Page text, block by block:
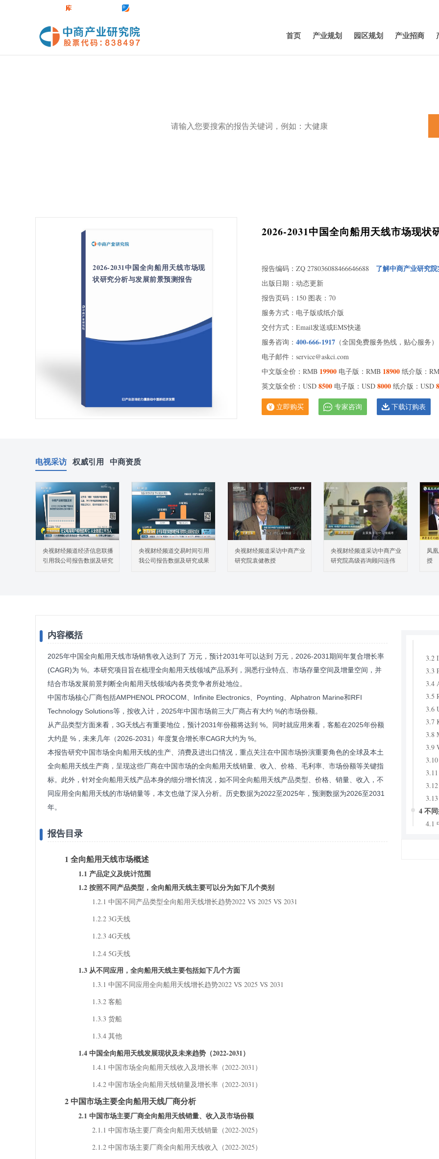
首页 产业规划 园区规划 产业招商
2026-2031中国全向船用天线市场现
状研究分析与发展前景预测报告
2026-2031中国全向船用天线市场现状
报告编码：ZQ 278036088466646688 了解中商产业研究
出版日期：动态更新
报告页码：150 图表：70
服务方式：电子版或纸介版
交付方式：Email发送或EMS快递
服务咨询： 400-666-1917 （全国免费服务热线，贴心服务）
电子邮件：service@askci.com
中文版全价：RMB 19900 电子版：RMB 18900 纸介版：
英文版全价：USD 8500 电子版：USD 8000 纸介版：USD
立即购买 专家咨询 下载订购表
电视采访 权威引用 中商资质
央视财经频道经济信息联播
引用我公司报告数据及研究
央视财经频道交易时间引用
我公司报告数据及研究成果
央视财经频道采访中商产业
研究院袁健教授
央视财经频道采访中商产业
研究院高级咨询顾问连伟
凤
授
内容概括
2025年中国全向船用天线市场销售收入达到了 万元，预计2031年可以达到 万元，2026-2031期间年复合增长率
(CAGR)为 %。本研究项目旨在梳理全向船用天线领域产品系列，洞悉行业特点、市场存量空间及增量空间，并
结合市场发展前景判断全向船用天线领域内各类竞争者所处地位。
中国市场核心厂商包括AMPHENOL PROCOM、Infinite Electronics、Poynting、Alphatron Marine和RFI
Technology Solutions等，按收入计，2025年中国市场前三大厂商占有大约 %的市场份额。
从产品类型方面来看，3G天线占有重要地位，预计2031年份额将达到 %。同时就应用来看，客船在2025年份额
大约是 %，未来几年（2026-2031）年度复合增长率CAGR大约为 %。
本报告研究中国市场全向船用天线的生产、消费及进出口情况，重点关注在中国市场扮演重要角色的全球及本土
全向船用天线生产商，呈现这些厂商在中国市场的全向船用天线销量、收入、价格、毛利率、市场份额等关键指
标。此外，针对全向船用天线产品本身的细分增长情况，如不同全向船用天线产品类型、价格、销量、收入，不
同应用全向船用天线的市场销量等，本文也做了深入分析。历史数据为2022至2025年，预测数据为2026至2031
年。
报告目录
1 全向船用天线市场概述
1.1 产品定义及统计范围
1.2 按照不同产品类型，全向船用天线主要可以分为如下几个类别
1.2.1 中国不同产品类型全向船用天线增长趋势2022 VS 2025 VS 2031
1.2.2 3G天线
1.2.3 4G天线
1.2.4 5G天线
1.3 从不同应用，全向船用天线主要包括如下几个方面
1.3.1 中国不同应用全向船用天线增长趋势2022 VS 2025 VS 2031
1.3.2 客船
1.3.3 货船
1.3.4 其他
1.4 中国全向船用天线发展现状及未来趋势（2022-2031）
1.4.1 中国市场全向船用天线收入及增长率（2022-2031）
1.4.2 中国市场全向船用天线销量及增长率（2022-2031）
2 中国市场主要全向船用天线厂商分析
2.1 中国市场主要厂商全向船用天线销量、收入及市场份额
2.1.1 中国市场主要厂商全向船用天线销量（2022-2025）
2.1.2 中国市场主要厂商全向船用天线收入（2022-2025）
1.2
几
1.4
2 中
2.1
额
3.2
3.3
3.4
3.5
3.6
3.7
3.8
3.9
4 不
4.1